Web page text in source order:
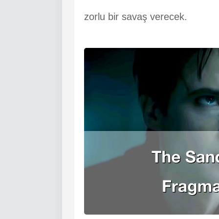
zorlu bir savaş verecek.